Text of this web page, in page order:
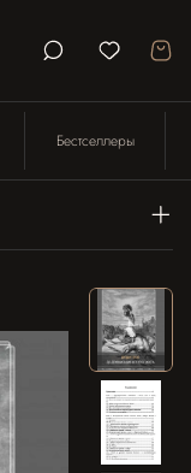
Бестселлеры